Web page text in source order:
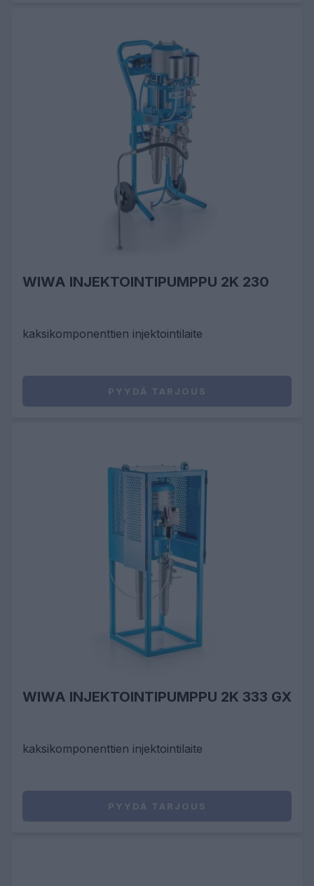
WIWA INJEKTOINTIPUMPPU 2K 230
kaksikomponenttien injektointilaite
PYYDÄ TARJOUS
WIWA INJEKTOINTIPUMPPU 2K 333 GX
kaksikomponenttien injektointilaite
PYYDÄ TARJOUS